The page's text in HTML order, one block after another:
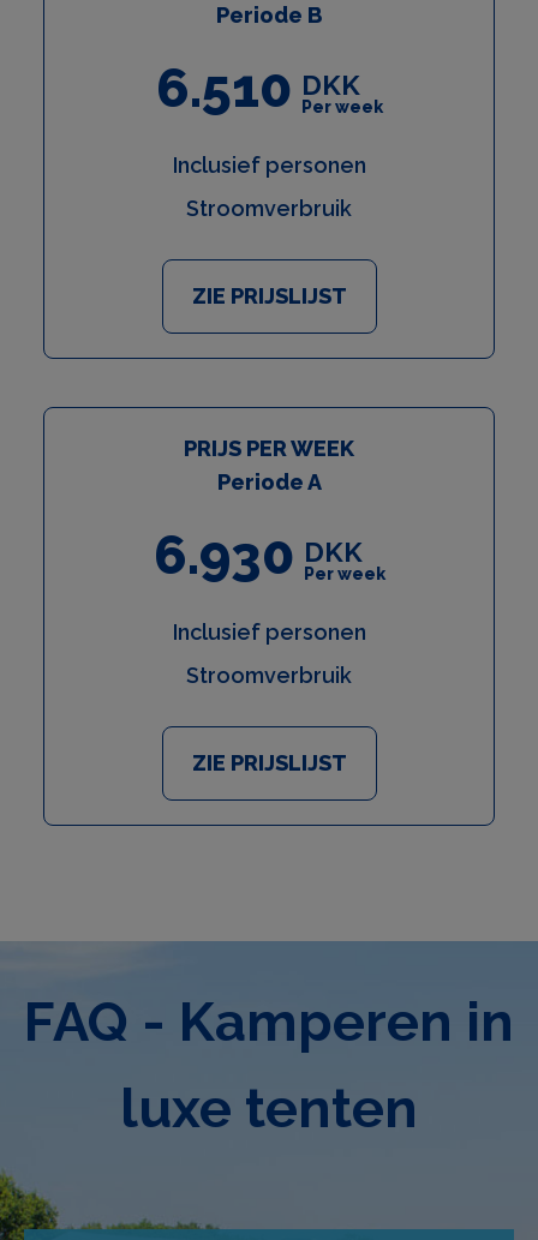
Periode B
6.510 DKK
Per week
Inclusief personen
Stroomverbruik
ZIE PRIJSLIJST
PRIJS PER WEEK
Periode A
6.930 DKK
Per week
Inclusief personen
Stroomverbruik
ZIE PRIJSLIJST
FAQ - Kamperen in
luxe tenten